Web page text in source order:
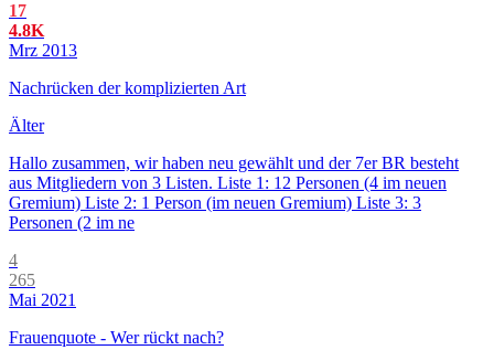
17
4.8K
Mrz 2013
Nachrücken der komplizierten Art
Älter
Hallo zusammen, wir haben neu gewählt und der 7er BR besteht
aus Mitgliedern von 3 Listen. Liste 1: 12 Personen (4 im neuen
Gremium) Liste 2: 1 Person (im neuen Gremium) Liste 3: 3
Personen (2 im ne
4
265
Mai 2021
Frauenquote - Wer rückt nach?